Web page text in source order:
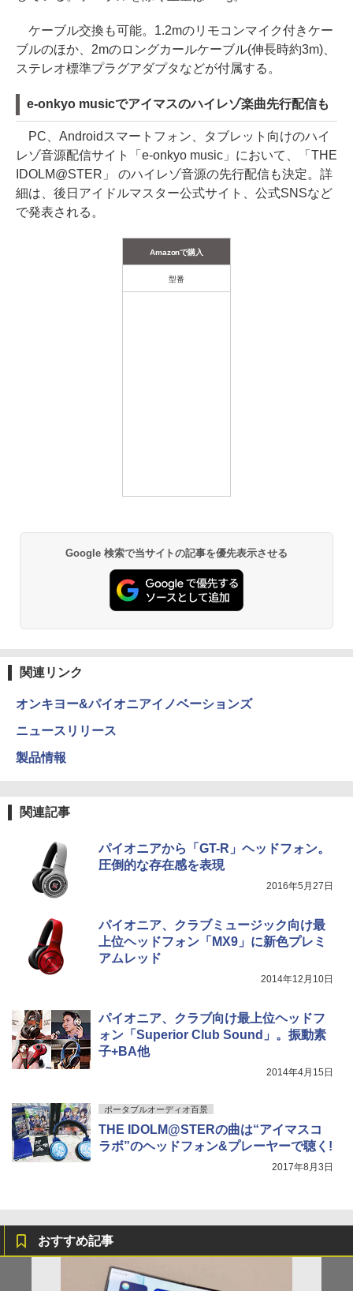
ケーブル交換も可能。1.2mのリモコンマイク付きケー
ブルのほか、2mのロングカールケーブル(伸長時約3m)、
ステレオ標準プラグアダプタなどが付属する。
e-onkyo musicでアイマスのハイレゾ楽曲先行配信も
PC、Androidスマートフォン、タブレット向けのハイ
レゾ音源配信サイト「e-onkyo music」において、「THE
IDOLM@STER」 のハイレゾ音源の先行配信も決定。詳
細は、後日アイドルマスター公式サイト、公式SNSなど
で発表される。
Amazonで購入
型番
Google 検索で当サイトの記事を優先表示させる
関連リンク
オンキヨー&パイオニアイノベーションズ
ニュースリリース
製品情報
関連記事
パイオニアから「GT-R」ヘッドフォン。
圧倒的な存在感を表現
2016年5月27日
パイオニア、クラブミュージック向け最
上位ヘッドフォン「MX9」に新色プレミ
アムレッド
2014年12月10日
パイオニア、クラブ向け最上位ヘッドフ
ォン「Superior Club Sound」。振動素
子+BA他
2014年4月15日
ポータブルオーディオ百景
THE IDOLM@STERの曲は“アイマスコ
ラボ”のヘッドフォン&プレーヤーで聴く!
2017年8月3日
おすすめ記事